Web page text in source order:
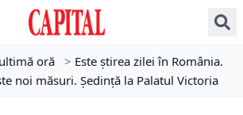
oră > Este știrea zilei în România.
noi măsuri. Ședință la Palatul Victoria